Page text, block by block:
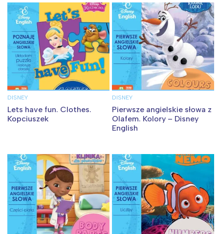
DISNEY
Lets have fun. Clothes.
Kopciuszek
DISNEY
Pierwsze angielskie słowa z
Olafem. Kolory – Disney
English